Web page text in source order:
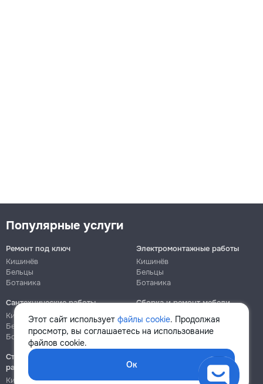
Этот сайт использует файлы cookie. Продолжая
просмотр, вы соглашаетесь на использование
файлов cookie.
Ок
Популярные услуги
Ремонт под ключ
Кишинёв
Бельцы
Ботаника
Электромонтажные работы
Кишинёв
Бельцы
Ботаника
Сантехнические работы
Кишинёв
Бельцы
Ботаника
Сборка и ремонт мебели
Кишинёв
Ботаника
Строительно-монтажные
работы
Кишинёв